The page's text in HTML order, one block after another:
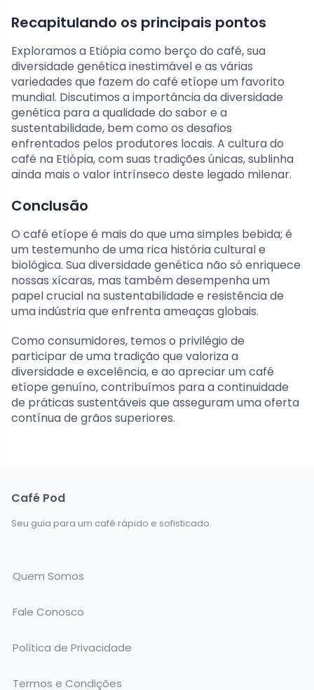
Recapitulando os principais pontos
Exploramos a Etiópia como berço do café, sua
diversidade genética inestimável e as várias
variedades que fazem do café etíope um favorito
mundial. Discutimos a importância da diversidade
genética para a qualidade do sabor e a
sustentabilidade, bem como os desafios
enfrentados pelos produtores locais. A cultura do
café na Etiópia, com suas tradições únicas, sublinha
ainda mais o valor intrínseco deste legado milenar.
Conclusão
O café etíope é mais do que uma simples bebida; é
um testemunho de uma rica história cultural e
biológica. Sua diversidade genética não só enriquece
nossas xícaras, mas também desempenha um
papel crucial na sustentabilidade e resistência de
uma indústria que enfrenta ameaças globais.
Como consumidores, temos o privilégio de
participar de uma tradição que valoriza a
diversidade e excelência, e ao apreciar um café
etíope genuíno, contribuímos para a continuidade
de práticas sustentáveis que asseguram uma oferta
contínua de grãos superiores.
Café Pod
Seu guia para um café rápido e sofisticado.
Quem Somos
Fale Conosco
Política de Privacidade
Termos e Condições